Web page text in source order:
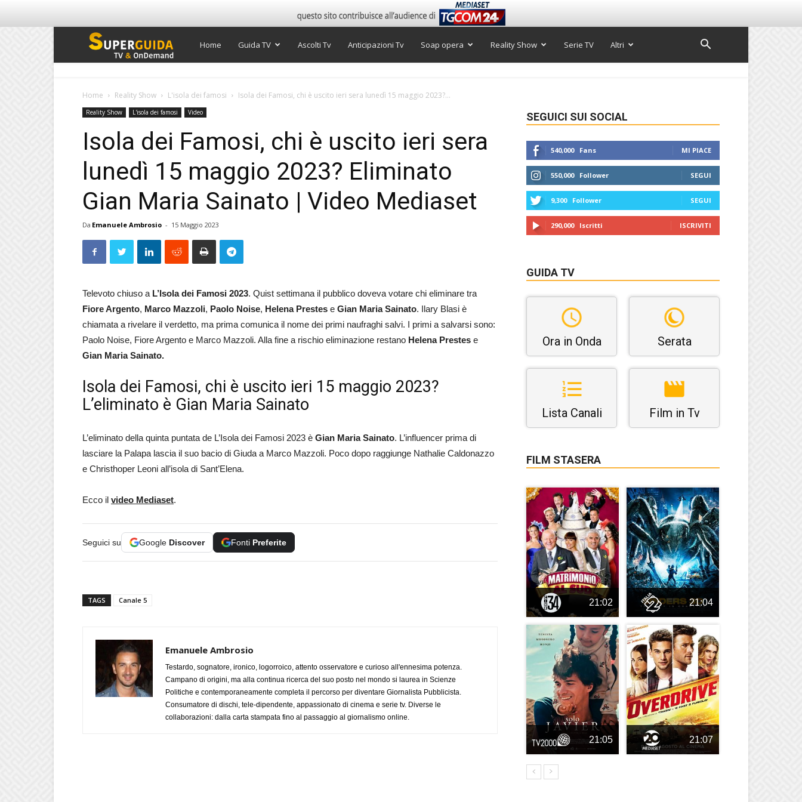
Super
TV
Home Guida TV Ascolti Tv Anticipazioni Tv Soap opera Reality Show Serie TV Altri
Home Reality Show L'isola dei famosi Isola dei Famosi, chi è uscito ieri sera lunedì 15 maggio 2023?...
Reality Show L'isola dei famosi Video
Isola dei Famosi, chi è uscito ieri sera
lunedì 15 maggio 2023? Eliminato
Gian Maria Sainato | Video Mediaset
Da Emanuele Ambrosio - 15 Maggio 2023
Televoto chiuso a L’Isola dei Famosi 2023. Quist settimana il pubblico doveva votare chi eliminare tra
Fiore Argento, Marco Mazzoli, Paolo Noise, Helena Prestes e Gian Maria Sainato. Ilary Blasi è
chiamata a rivelare il verdetto, ma prima comunica il nome dei primi naufraghi salvi. I primi a salvarsi sono:
Paolo Noise, Fiore Argento e Marco Mazzoli. Alla fine a rischio eliminazione restano Helena Prestes e
Gian Maria Sainato.
Isola dei Famosi, chi è uscito ieri 15 maggio 2023?
L’eliminato è Gian Maria Sainato
L’eliminato della quinta puntata de L’Isola dei Famosi 2023 è Gian Maria Sainato. L’influencer prima di
lasciare la Palapa lascia il suo bacio di Giuda a Marco Mazzoli. Poco dopo raggiunge Nathalie Caldonazzo
e Christhoper Leoni all’isola di Sant’Elena.
Ecco il video Mediaset.
Seguici su Google Discover Fonti Preferite
TAGS Canale 5
Emanuele Ambrosio
Testardo, sognatore, ironico, logorroico, attento osservatore e curioso all'ennesima potenza.
Campano di origini, ma alla continua ricerca del suo posto nel mondo si laurea in Scienze
Politiche e contemporaneamente completa il percorso per diventare Giornalista Pubblicista.
Consumatore di dischi, tele-dipendente, appassionato di cinema e serie tv. Diverse le
collaborazioni: dalla carta stampata fino al passaggio al giornalismo online.
SEGUICI SUI SOCIAL
540,000 Fans MI PIACE
550,000 Follower SEGUI
9,300 Follower SEGUI
290,000 Iscritti ISCRIVITI
GUIDA TV
Ora in Onda Serata
Lista Canali Film in Tv
FILM STASERA
21:02 21:04
21:05 21:07